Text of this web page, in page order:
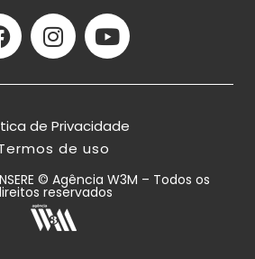
de Privacidade
de uso
© Agência W3M – Todos os
reservados